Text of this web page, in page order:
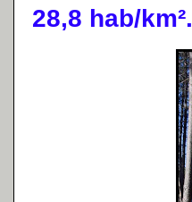
28,8 hab/km².